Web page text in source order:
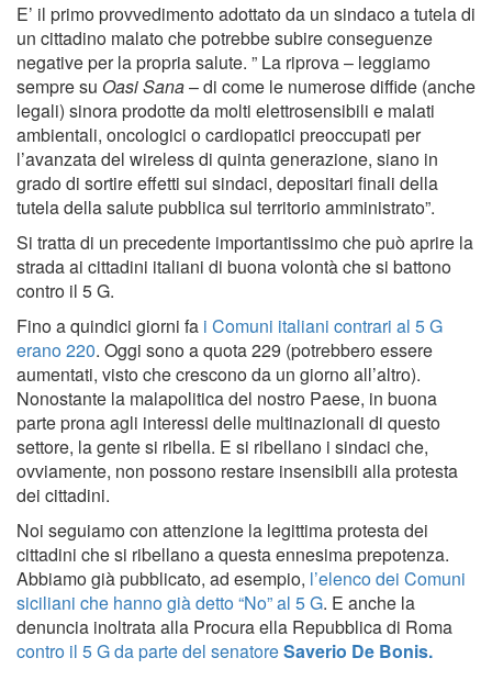
E’ il primo provvedimento adottato da un sindaco a tutela di
un cittadino malato che potrebbe subire conseguenze
negative per la propria salute. ” La riprova – leggiamo
sempre su Oasi Sana– di come le numerose diffide (anche
legali) sinora prodotte da molti elettrosensibili e malati
ambientali, oncologici o cardiopatici preoccupati per
l’avanzata del wireless di quinta generazione, siano in
grado di sortire effetti sui sindaci, depositari finali della
tutela della salute pubblica sul territorio amministrato”.
Si tratta di un precedente importantissimo che può aprire la
strada ai cittadini italiani di buona volontà che si battono
contro il 5 G.
Fino a quindici giorni fa i Comuni italiani contrari al 5 G
erano 220. Oggi sono a quota 229 (potrebbero essere
aumentati, visto che crescono da un giorno all’altro).
Nonostante la malapolitica del nostro Paese, in buona
parte prona agli interessi delle multinazionali di questo
settore, la gente si ribella. E si ribellano i sindaci che,
ovviamente, non possono restare insensibili alla protesta
dei cittadini.
Noi seguiamo con attenzione la legittima protesta dei
cittadini che si ribellano a questa ennesima prepotenza.
Abbiamo già pubblicato, ad esempio, l’elenco dei Comuni
siciliani che hanno già detto “No” al 5 G. E anche la
denuncia inoltrata alla Procura ella Repubblica di Roma
contro il 5 G da parte del senatoreSaverio De Bonis.